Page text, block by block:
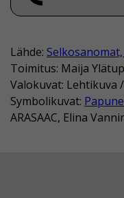
Lähde:
Toimitus: Maija
Valokuvat: Lehtikuva
Symbolikuvat:
ARASAAC, Elina